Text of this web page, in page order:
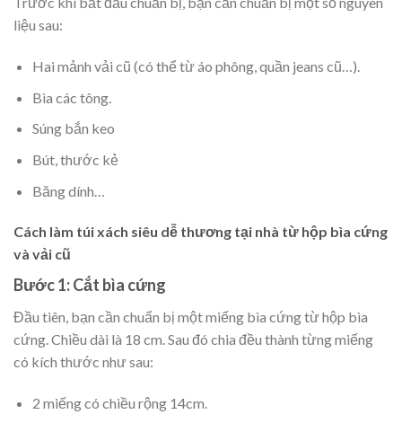
liệu sau:
Hai mảnh vải cũ (có thể từ áo phông, quần jeans cũ…).
Bìa các tông.
Súng bắn keo
Bút, thước kẻ
Băng dính…
Cách làm túi xách siêu dễ thương tại nhà từ hộp bìa cứng
và vải cũ
Bước 1: Cắt bìa cứng
Đầu tiên, bạn cần chuẩn bị một miếng bìa cứng từ hộp bìa
cứng. Chiều dài là 18 cm. Sau đó chia đều thành từng miếng
có kích thước như sau:
2 miếng có chiều rộng 14cm.